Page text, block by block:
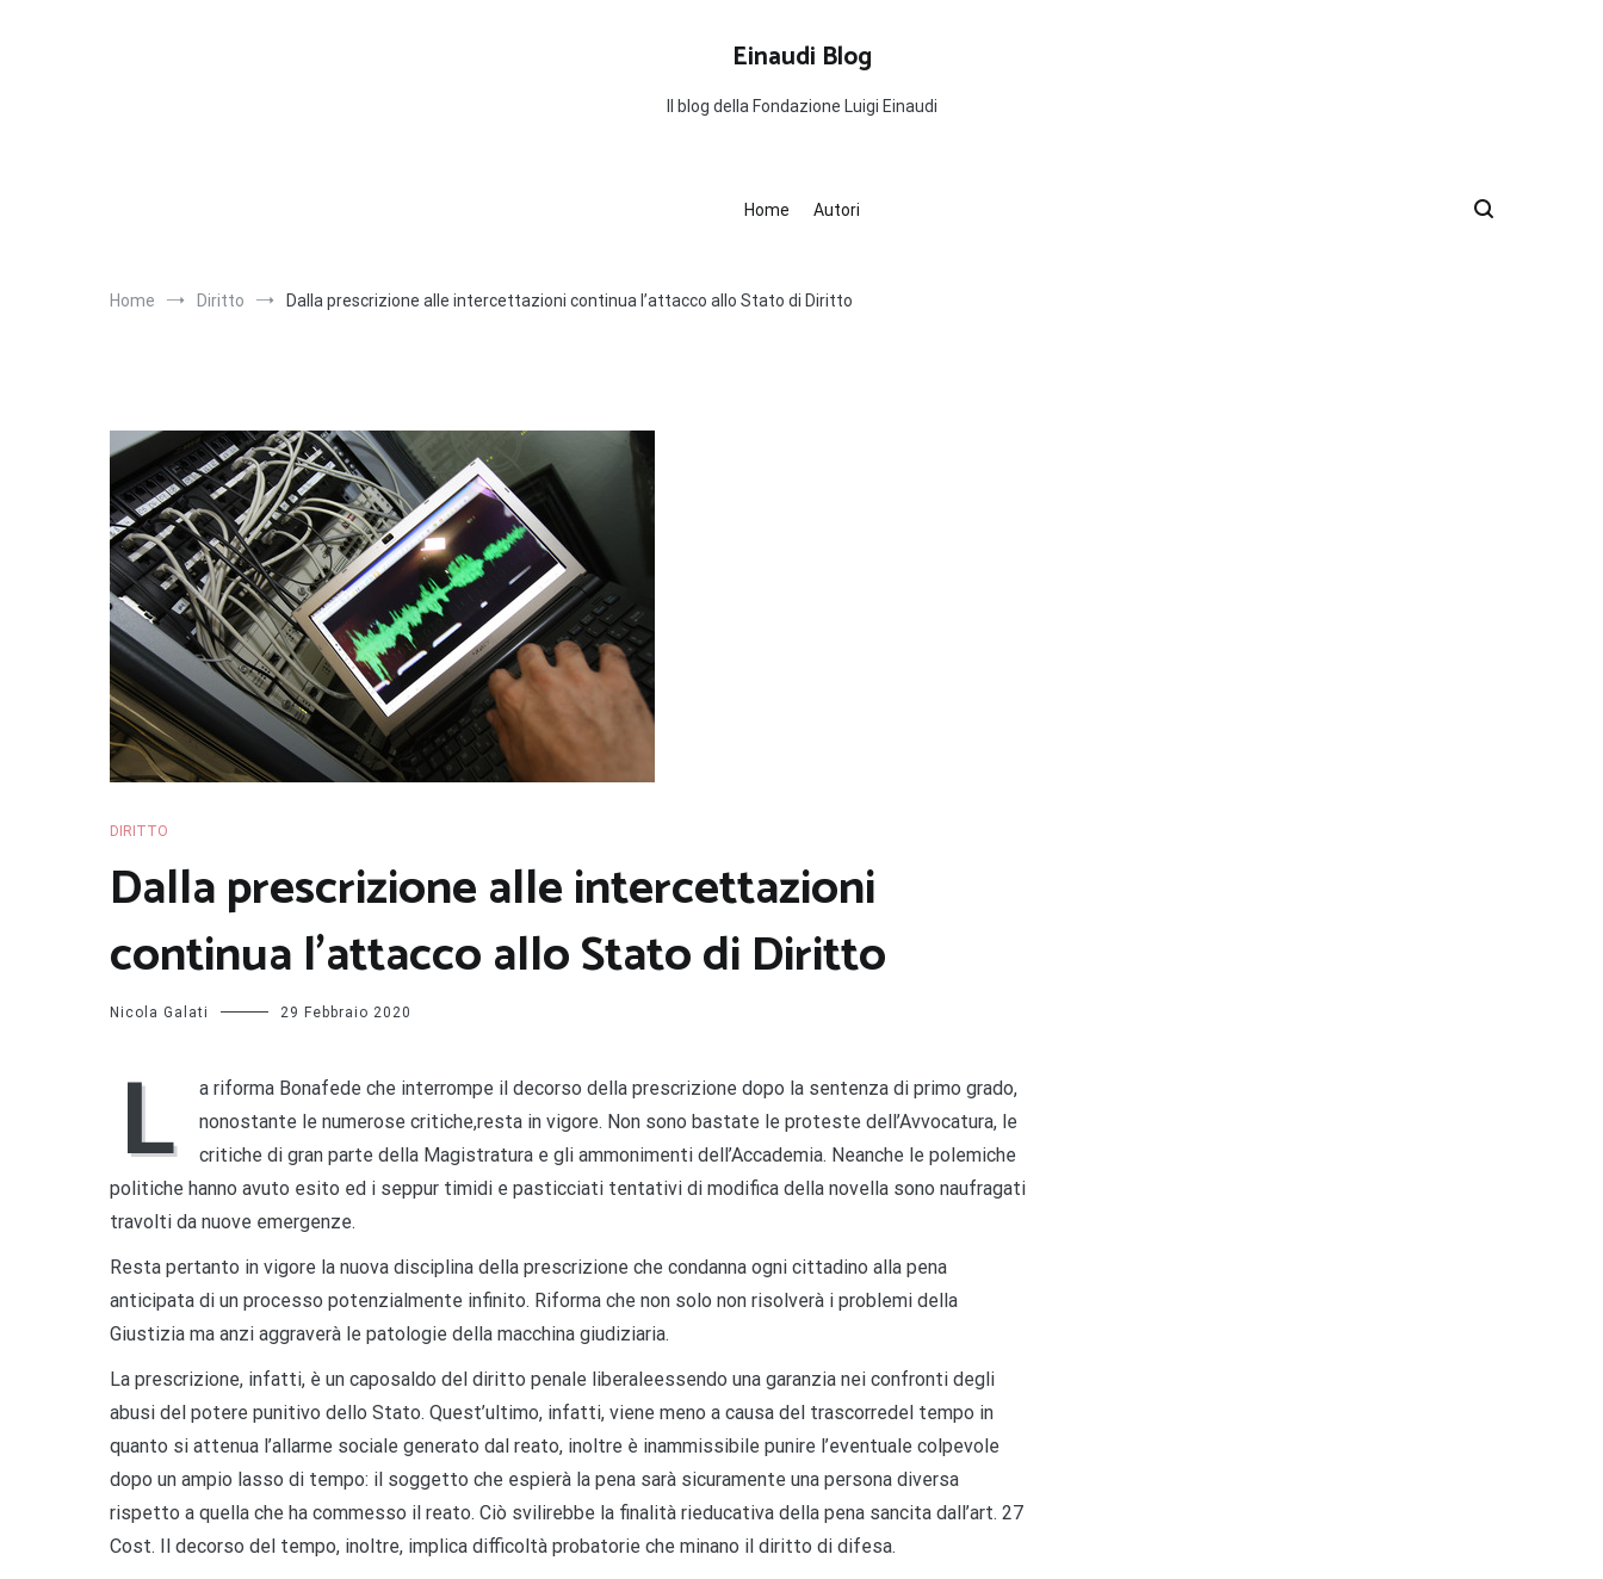
Einaudi Blog
Il blog della Fondazione Luigi Einaudi
Home Autori
Home Diritto Dalla prescrizione alle intercettazioni continua l’attacco allo Stato di Diritto
DIRITTO
Dalla prescrizione alle intercettazioni
continua l’attacco allo Stato di Diritto
Nicola Galati 29 Febbraio 2020
L a riforma Bonafede che interrompe il decorso della prescrizione dopo la sentenza di primo grado,
nonostante le numerose critiche,resta in vigore. Non sono bastate le proteste dell’Avvocatura, le
critiche di gran parte della Magistratura e gli ammonimenti dell’Accademia. Neanche le polemiche
politiche hanno avuto esito ed i seppur timidi e pasticciati tentativi di modifica della novella sono naufragati
travolti da nuove emergenze.
Resta pertanto in vigore la nuova disciplina della prescrizione che condanna ogni cittadino alla pena
anticipata di un processo potenzialmente infinito. Riforma che non solo non risolverà i problemi della
Giustizia ma anzi aggraverà le patologie della macchina giudiziaria.
La prescrizione, infatti, è un caposaldo del diritto penale liberaleessendo una garanzia nei confronti degli
abusi del potere punitivo dello Stato. Quest’ultimo, infatti, viene meno a causa del trascorredel tempo in
quanto si attenua l’allarme sociale generato dal reato, inoltre è inammissibile punire l’eventuale colpevole
dopo un ampio lasso di tempo: il soggetto che espierà la pena sarà sicuramente una persona diversa
rispetto a quella che ha commesso il reato. Ciò svilirebbe la finalità rieducativa della pena sancita dall’art. 27
Cost. Il decorso del tempo, inoltre, implica difficoltà probatorie che minano il diritto di difesa.